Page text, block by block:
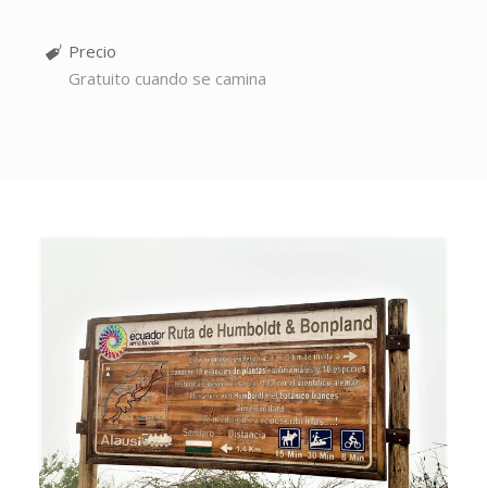
Precio
Gratuito cuando se camina